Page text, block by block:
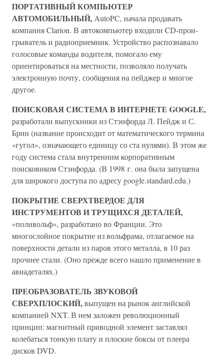
ПОРТАТИВНЫЙ КОМПЬЮТЕР
АВТОМОБИЛЬНЫЙ, AutoPC, начала продавать
компания Clarion. В автокомпьютер входили CD-прои-
грыватель и радиоприемник. Устройство распознавало
голосовые команды водителя, помогало ему
ориентироваться на местности, позволяло получать
электронную почту, сообщения на пейджер и многое
другое.
ПОИСКОВАЯ СИСТЕМА В ИНТЕРНЕТЕ GOOGLE,
разработали выпускники из Стэнфорда Л. Пейдж и С.
Брин (название происходит от математического термина
«гугол», означающего единицу со ста нулями). В этом же
году система стала внутренним корпоративным
поисковиком Стэнфорда. (В 1998 г. она была запущена
для широкого доступа по адресу google.standard.edu.)
ПОКРЫТИЕ СВЕРХТВЕРДОЕ ДЛЯ
ИНСТРУМЕНТОВ И ТРУЩИХСЯ ДЕТАЛЕЙ,
«поливольф», разработано во Франции. Это
многослойное покрытие из вольфрама, отлагаемое на
поверхности детали из паров этого металла, в 10 раз
прочнее стали. (Оно прежде всего нашло применение в
авиадеталях.)
ПРЕОБРАЗОВАТЕЛЬ ЗВУКОВОЙ
СВЕРХПЛОСКИЙ,выпущен на рынок английской
компанией NXT. В нем заложен революционный
принцип: магнитный приводной элемент заставлял
колебаться тонкую плату и плоские боксы от плеера
дисков DVD.